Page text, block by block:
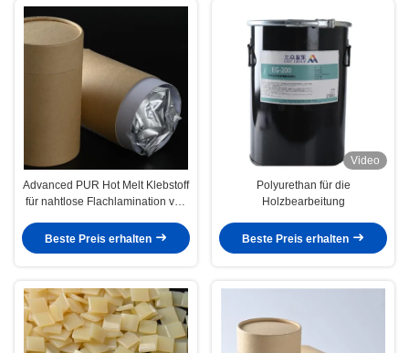
Advanced PUR Hot Melt Klebstoff
für nahtlose Flachlamination von
Beste Preis erhalten
Video
Polyurethan für die
Holzbearbeitung
Beste Preis erhalten